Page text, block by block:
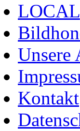
Unsere
Kontakt